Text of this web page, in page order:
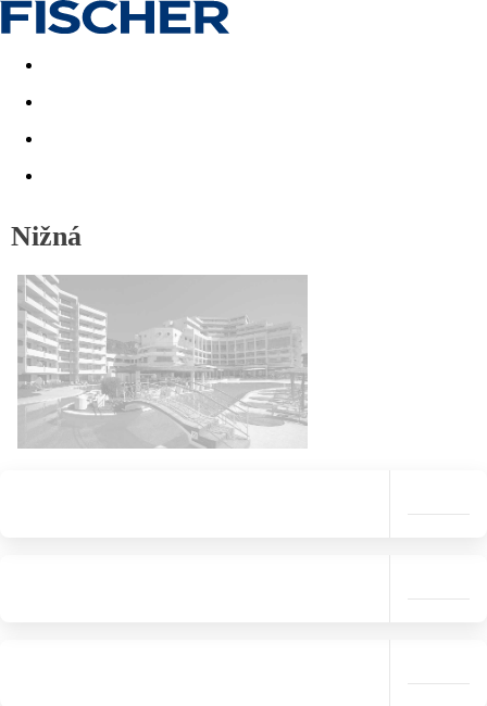
Akční nabídky Last minute
Nižná